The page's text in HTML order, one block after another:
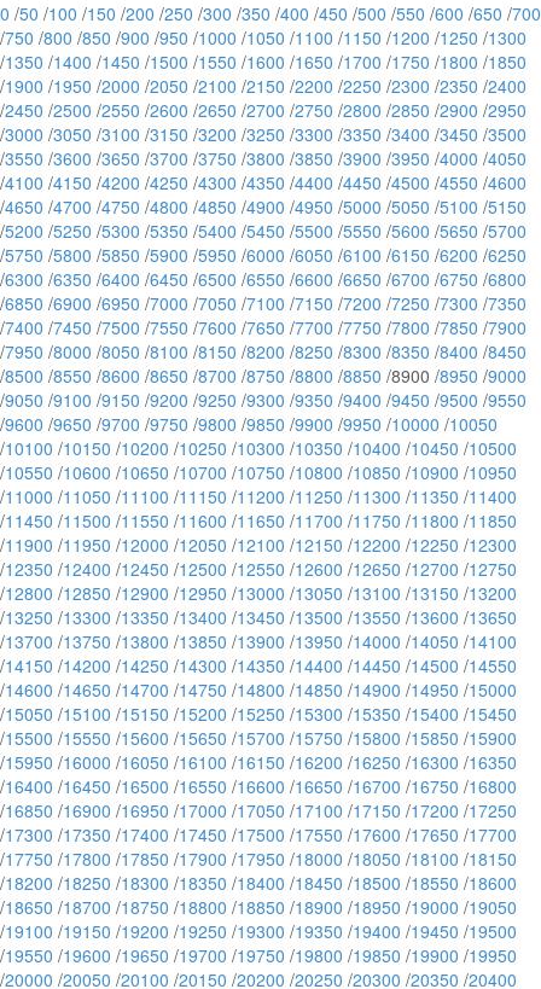
0 /50 /100 /150 /200 /250 /300 /350 /400 /450 /500 /550 /600 /650 /700
/750 /800 /850 /900 /950 /1000 /1050 /1100 /1150 /1200 /1250 /1300
/1350 /1400 /1450 /1500 /1550 /1600 /1650 /1700 /1750 /1800 /1850
/1900 /1950 /2000 /2050 /2100 /2150 /2200 /2250 /2300 /2350 /2400
/2450 /2500 /2550 /2600 /2650 /2700 /2750 /2800 /2850 /2900 /2950
/3000 /3050 /3100 /3150 /3200 /3250 /3300 /3350 /3400 /3450 /3500
/3550 /3600 /3650 /3700 /3750 /3800 /3850 /3900 /3950 /4000 /4050
/4100 /4150 /4200 /4250 /4300 /4350 /4400 /4450 /4500 /4550 /4600
/4650 /4700 /4750 /4800 /4850 /4900 /4950 /5000 /5050 /5100 /5150
/5200 /5250 /5300 /5350 /5400 /5450 /5500 /5550 /5600 /5650 /5700
/5750 /5800 /5850 /5900 /5950 /6000 /6050 /6100 /6150 /6200 /6250
/6300 /6350 /6400 /6450 /6500 /6550 /6600 /6650 /6700 /6750 /6800
/6850 /6900 /6950 /7000 /7050 /7100 /7150 /7200 /7250 /7300 /7350
/7400 /7450 /7500 /7550 /7600 /7650 /7700 /7750 /7800 /7850 /7900
/7950 /8000 /8050 /8100 /8150 /8200 /8250 /8300 /8350 /8400 /8450
/8500 /8550 /8600 /8650 /8700 /8750 /8800 /8850 /8900 /8950 /9000
/9050 /9100 /9150 /9200 /9250 /9300 /9350 /9400 /9450 /9500 /9550
/9600 /9650 /9700 /9750 /9800 /9850 /9900 /9950 /10000 /10050
/10100 /10150 /10200 /10250 /10300 /10350 /10400 /10450 /10500
/10550 /10600 /10650 /10700 /10750 /10800 /10850 /10900 /10950
/11000 /11050 /11100 /11150 /11200 /11250 /11300 /11350 /11400
/11450 /11500 /11550 /11600 /11650 /11700 /11750 /11800 /11850
/11900 /11950 /12000 /12050 /12100 /12150 /12200 /12250 /12300
/12350 /12400 /12450 /12500 /12550 /12600 /12650 /12700 /12750
/12800 /12850 /12900 /12950 /13000 /13050 /13100 /13150 /13200
/13250 /13300 /13350 /13400 /13450 /13500 /13550 /13600 /13650
/13700 /13750 /13800 /13850 /13900 /13950 /14000 /14050 /14100
/14150 /14200 /14250 /14300 /14350 /14400 /14450 /14500 /14550
/14600 /14650 /14700 /14750 /14800 /14850 /14900 /14950 /15000
/15050 /15100 /15150 /15200 /15250 /15300 /15350 /15400 /15450
/15500 /15550 /15600 /15650 /15700 /15750 /15800 /15850 /15900
/15950 /16000 /16050 /16100 /16150 /16200 /16250 /16300 /16350
/16400 /16450 /16500 /16550 /16600 /16650 /16700 /16750 /16800
/16850 /16900 /16950 /17000 /17050 /17100 /17150 /17200 /17250
/17300 /17350 /17400 /17450 /17500 /17550 /17600 /17650 /17700
/17750 /17800 /17850 /17900 /17950 /18000 /18050 /18100 /18150
/18200 /18250 /18300 /18350 /18400 /18450 /18500 /18550 /18600
/18650 /18700 /18750 /18800 /18850 /18900 /18950 /19000 /19050
/19100 /19150 /19200 /19250 /19300 /19350 /19400 /19450 /19500
/19550 /19600 /19650 /19700 /19750 /19800 /19850 /19900 /19950
/20000 /20050 /20100 /20150 /20200 /20250 /20300 /20350 /20400